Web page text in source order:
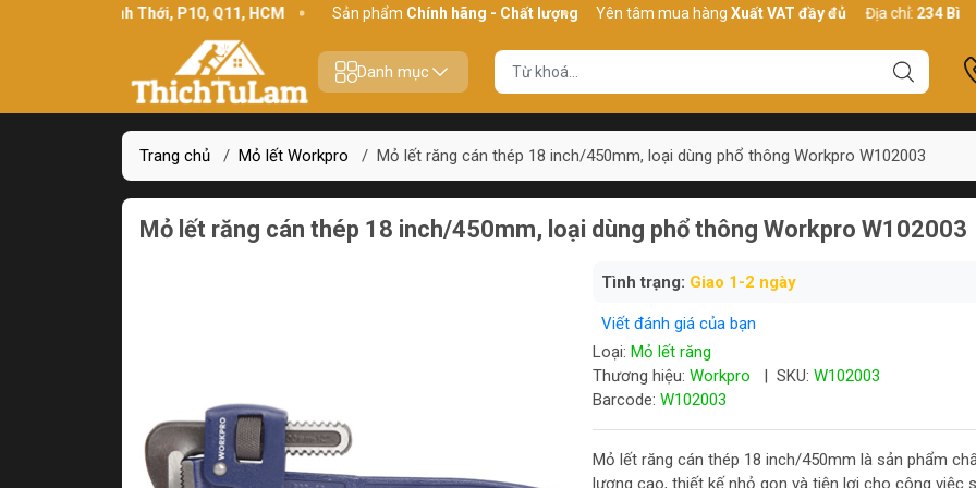
234 Bình Thới, P10, Q11, HCM Sản phẩmChính hãng - Chất lượng Yên tâm mua hàngXuất VAT đầy đủ Địa chỉ:234 Bình Thới,
Danh mục
Trang chủ / Mỏ lết Workpro / Mỏ lết răng cán thép 18 inch/450mm, loại dùng phổ thông Workpro W102003
Mỏ lết răng cán thép 18 inch/450mm, loại dùng phổ thông Workpro W102003
Tình trạng: Giao 1-2 ngày
Viết đánh giá của bạn
Loại: Mỏ lết răng
Thương hiệu: Workpro | SKU: W102003
Barcode: W102003
Mỏ lết răng cán thép 18 inch/450mm là sản phẩm
lượng cao, thiết kế nhỏ gọn và tiện lợi cho công việc